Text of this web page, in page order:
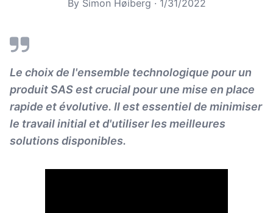
By Simon Høiberg · 1/31/2022
Le choix de l'ensemble technologique pour un
produit SAS est crucial pour une mise en place
rapide et évolutive. Il est essentiel de minimiser
le travail initial et d'utiliser les meilleures
solutions disponibles.